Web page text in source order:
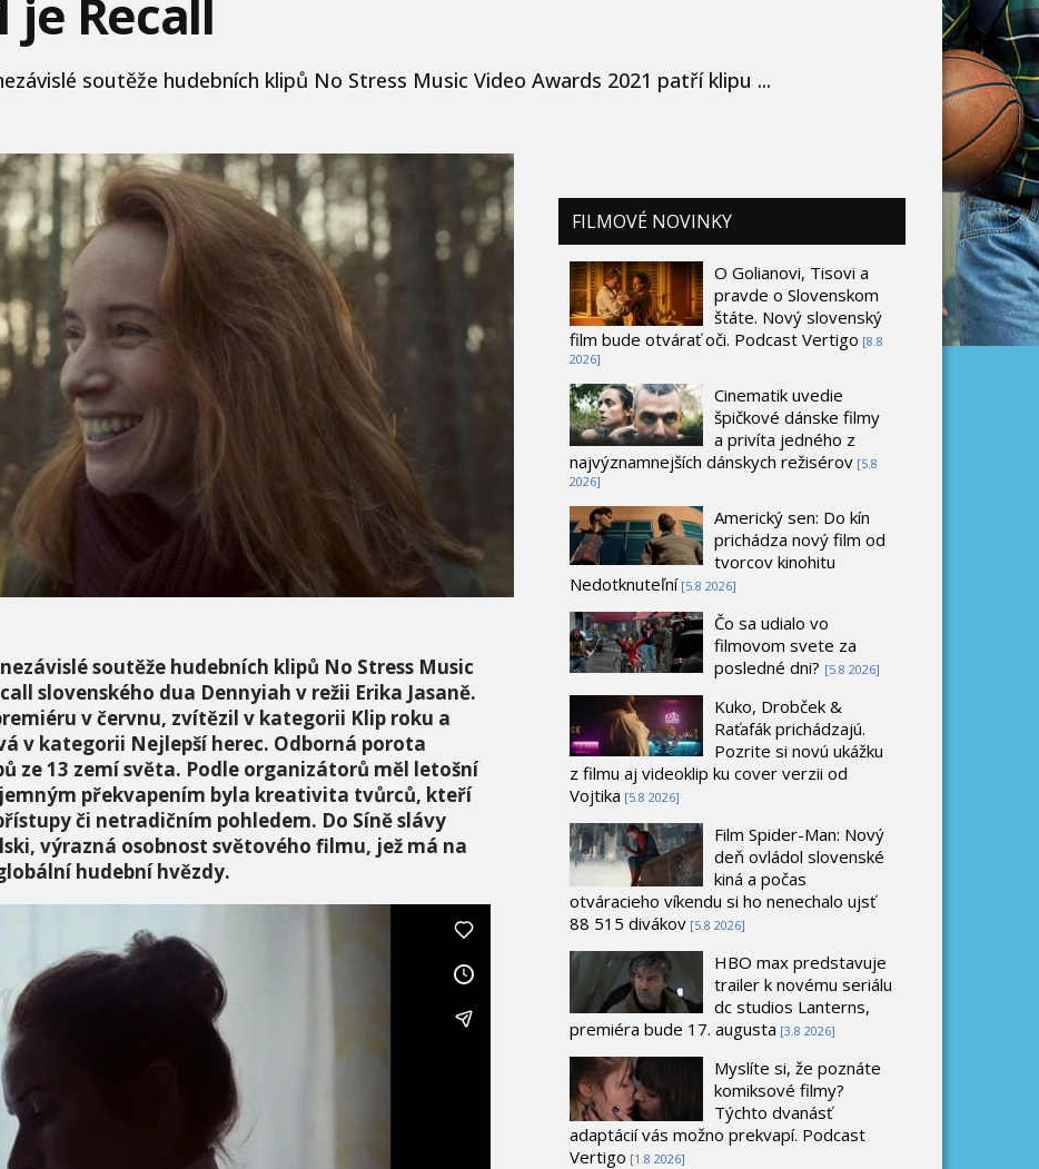
je Recall
soutěže hudebních klipů No Stress Music Video Awards 2021 patří klipu ...
é soutěže hudebních klipů No Stress Music
slovenského dua Dennyiah v režii Erika Jasaně.
v červnu, zvítězil v kategorii Klip roku a
v kategorii Nejlepší herec. Odborná porota
ze 13 zemí světa. Podle organizátorů měl letošní
překvapením byla kreativita tvůrců, kteří
řístupy či netradičním pohledem. Do Síně slávy
výrazná osobnost světového filmu, jež má na
ální hudebníhvězdy.
FILMOVÉ NOVINKY
O Golianovi, Tisovi a
pravde o Slovenskom
štáte. Nový slovenský
film bude otvárať oči. Podcast Vertigo [8.8
2026]
Cinematik uvedie
špičkové dánske filmy
a privíta jedného z
najvýznamnejších dánskych režisérov [5.8
2026]
Americký sen: Do kín
prichádza nový film od
tvorcov kinohitu
Nedotknuteľní [5.8 2026]
Čo sa udialo vo
filmovom svete za
posledné dni? [5.8 2026]
Kuko, Drobček &
Raťafák prichádzajú.
Pozrite si novú ukážku
z filmu aj videoklip ku cover verzii od
Vojtika [5.8 2026]
Film Spider-Man: Nový
deň ovládol slovenské
kiná a počas
otváracieho víkendu si ho nenechalo ujsť
88 515 divákov [5.8 2026]
HBO max predstavuje
trailer k novému seriálu
dc studios Lanterns,
premiéra bude 17. augusta [3.8 2026]
Myslíte si, že poznáte
komiksové filmy?
Týchto dvanásť
adaptácií vás možno prekvapí. Podcast
Vertigo [1.8 2026]